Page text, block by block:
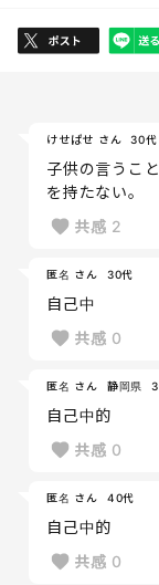
けせぱせ さん 30代
子供の言うこ
を持たない。
共感 2
匿名 さん 30代
自己中
共感 0
匿名 さん 静岡県
自己中的
共感 0
匿名 さん 40代
自己中的
共感 0